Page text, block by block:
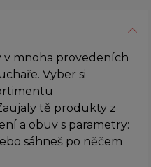
v mnoha provedeních
Vyber si
tě produkty z
a obuv s parametry:
sáhneš po něčem